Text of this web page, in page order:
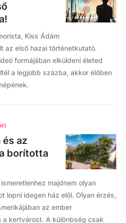
Kiss Ádám
az első hazai történetkutató.
formájában elküldeni életed
a legjobb százba, akkor élőben
és az
borította
majdnem olyan
lopni idegen ház elől. Olyan érzés,
az ember
a kertvárost. A különbség csak